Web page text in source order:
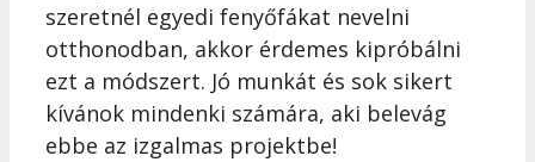
szeretnél egyedi fenyőfákat nevelni
otthonodban, akkor érdemes kipróbálni
ezt a módszert. Jó munkát és sok sikert
kívánok mindenki számára, aki belevág
ebbe az izgalmas projektbe!